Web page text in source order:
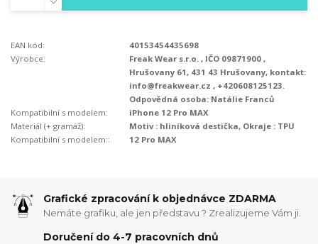
EAN kód:
40153454435698
Výrobce:
Freak Wear s.r.o. , IČO 09871900 ,
Hrušovany 61, 431 43 Hrušovany, kontakt:
info@freakwear.cz , +420608125123.
Odpovědná osoba: Natálie Franců
Kompatibilní s modelem:
iPhone 12 Pro MAX
Materiál (+ gramáž):
Motiv : hliníková destička, Okraje : TPU
Kompatibilní s modelem::
12 Pro MAX
Grafické zpracování k objednávce ZDARMA
Nemáte grafiku, ale jen představu ? Zrealizujeme Vám ji.
Doručení do 4-7 pracovních dnů